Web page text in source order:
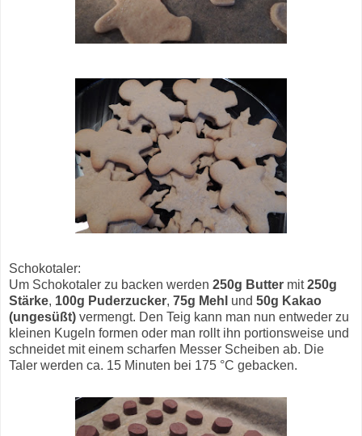
Schokotaler:
Um Schokotaler zu backen werden 250g Butter mit250g
Stärke, 100g Puderzucker, 75g Mehl und 50g Kakao
(ungesüßt) vermengt. Den Teig kann man nun entweder zu
kleinen Kugeln formen oder man rollt ihn portionsweise und
schneidet mit einem scharfen Messer Scheiben ab. Die
Taler werden ca. 15 Minuten bei 175 °C gebacken.